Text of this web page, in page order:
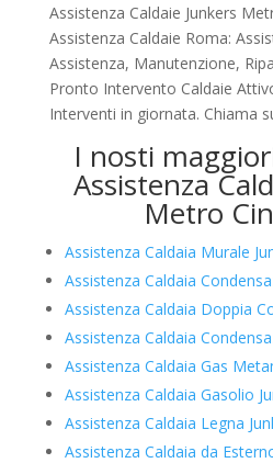
Assistenza Caldaie Junkers
Assistenza Caldaie Roma:
Assistenza, Manutenzione,
Pronto Intervento Caldaie
Interventi in giornata. Chiama
I nosti
Assistenza
Metro
Assistenza Caldaia Murale
Assistenza Caldaia
Assistenza Caldaia Doppia
Assistenza Caldaia
Assistenza Caldaia Gas
Assistenza Caldaia Gasolio
Assistenza Caldaia Legna
Assistenza Caldaia da